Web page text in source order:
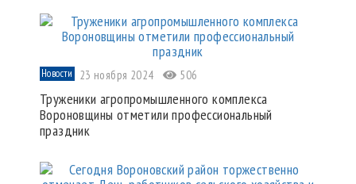
Новости 23 ноября 2024 506
Труженики агропромышленного комплекса
Вороновщины отметили профессиональный
праздник